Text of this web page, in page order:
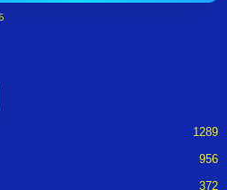
1289
956
372